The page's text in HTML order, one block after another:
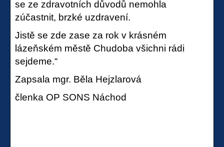
se ze zdravotních důvodů nemohla
zúčastnit, brzké uzdravení.
Jistě se zde zase za rok v krásném
lázeňském městě Chudoba všichni rádi
sejdeme.“
Zapsala mgr. Běla Hejzlarová
členka OP SONS Náchod